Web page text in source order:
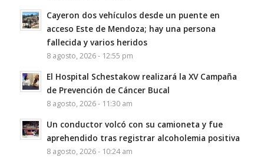
Cayeron dos vehículos desde un puente en
acceso Este de Mendoza; hay una persona
fallecida y varios heridos
8 agosto, 2026 - 12:55 pm
El Hospital Schestakow realizará la XV Campaña
de Prevención de Cáncer Bucal
8 agosto, 2026 - 11:30 am
Un conductor volcó con su camioneta y fue
aprehendido tras registrar alcoholemia positiva
8 agosto, 2026 - 10:24 am